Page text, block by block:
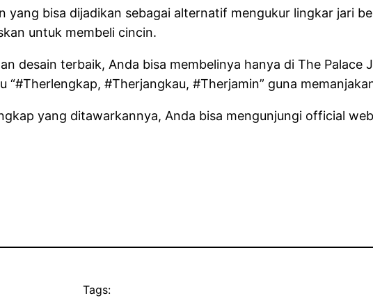
bisa dijadikan sebagai alternatif mengukur lingkar jari
untuk membeli cincin.
desain terbaik, Anda bisa membelinya hanya di The Palace
#Therjangkau, #Therjamin” guna
yang ditawarkannya, Anda bisa mengunjungi official
Tags: